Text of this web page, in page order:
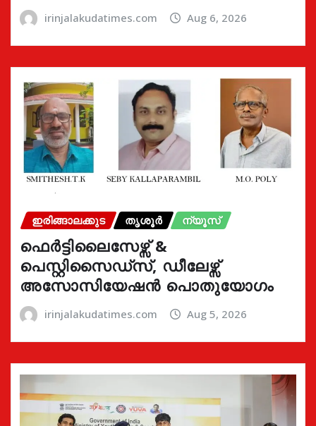
irinjalakudatimes.com Aug 6, 2026
ഇരിങ്ങാലക്കുട തൃശൂർ ന്യൂസ്
ഫെർട്ടിലൈസേഴ്സ് &
പെസ്റ്റിസൈഡ്സ്, ഡീലേഴ്സ്
അസോസിയേഷൻ പൊതുയോഗം
irinjalakudatimes.com Aug 5, 2026